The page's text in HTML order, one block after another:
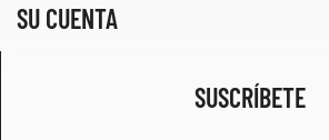
SU CUENTA
SUSCRÍBETE